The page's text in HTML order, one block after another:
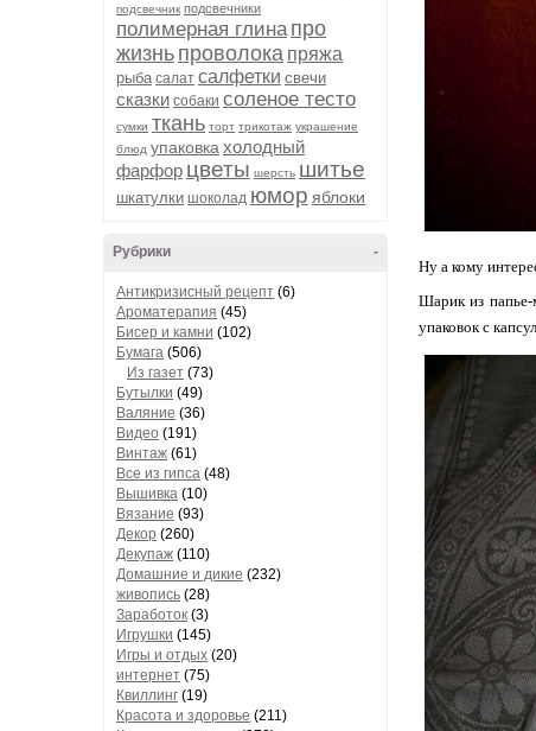
подсвечник подсвечники
полимерная глина про
жизнь проволока пряжа
рыба салат салфетки свечи
сказки собаки соленое тесто
сумки ткань торт трикотаж украшение
блюд упаковка холодный
фарфор цветы шерсть шитье
шкатулки шоколад юмор яблоки
-
Рубрики
Антикризисный рецепт (6)
Ароматерапия (45)
Бисер и камни (102)
Бумага (506)
Из газет (73)
Бутылки (49)
Валяние (36)
Видео (191)
Винтаж (61)
Все из гипса (48)
Вышивка (10)
Вязание (93)
Декор (260)
Декупаж (110)
Домашние и дикие (232)
живопись (28)
Заработок (3)
Игрушки (145)
Игры и отдых (20)
интернет (75)
Квиллинг (19)
Красота и здоровье (211)
Ну а кому
Шарик из папье-
упаковок с